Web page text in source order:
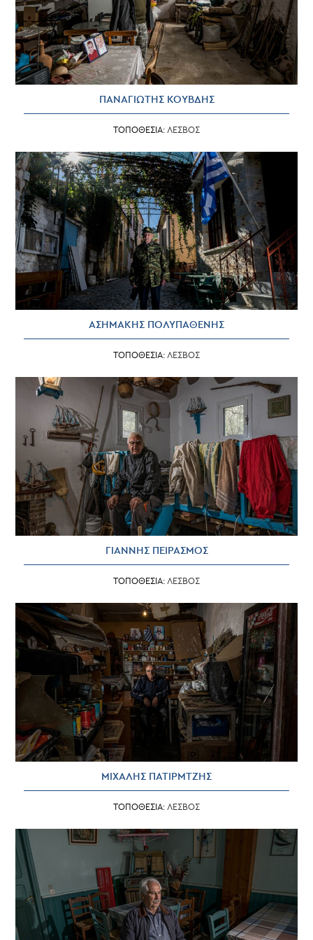
ΠΑΝΑΓΙΩΤΗΣ ΚΟΥΒΔΗΣ
ΤΟΠΟΘΕΣΙΑ: ΛΕΣΒΟΣ
ΑΣΗΜΑΚΗΣ ΠΟΛΥΠΑΘΕΝΗΣ
ΤΟΠΟΘΕΣΙΑ: ΛΕΣΒΟΣ
ΓΙΑΝΝΗΣ ΠΕΙΡΑΣΜΟΣ
ΤΟΠΟΘΕΣΙΑ: ΛΕΣΒΟΣ
ΜΙΧΑΛΗΣ ΠΑΤΙΡΜΤΖΗΣ
ΤΟΠΟΘΕΣΙΑ: ΛΕΣΒΟΣ